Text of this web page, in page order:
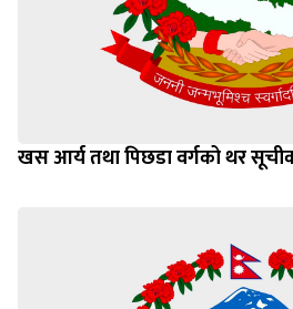
खस आर्य तथा पिछडा वर्गको थर